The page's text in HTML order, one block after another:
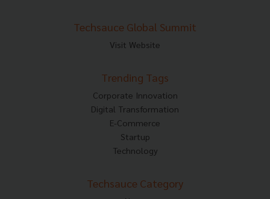
Techsauce Global Summit
Visit Website
Trending Tags
Corporate Innovation
Digital Transformation
E-Commerce
Startup
Technology
Techsauce Category